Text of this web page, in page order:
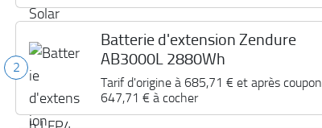
2
Batterie d'extension Zendure
AB3000L 2880Wh
Tarif d'origine à 685,71 € et après coupon
647,71 € à cocher